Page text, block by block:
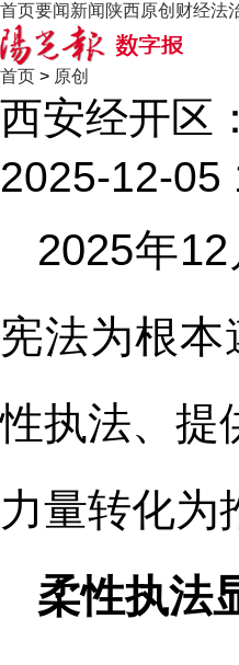
首页要闻新闻 陕西原创 财经法
首页 > 原创
西安经开区
2025-12-05
2025年
宪法为根本
性执法、提
力量转化为
柔性执法